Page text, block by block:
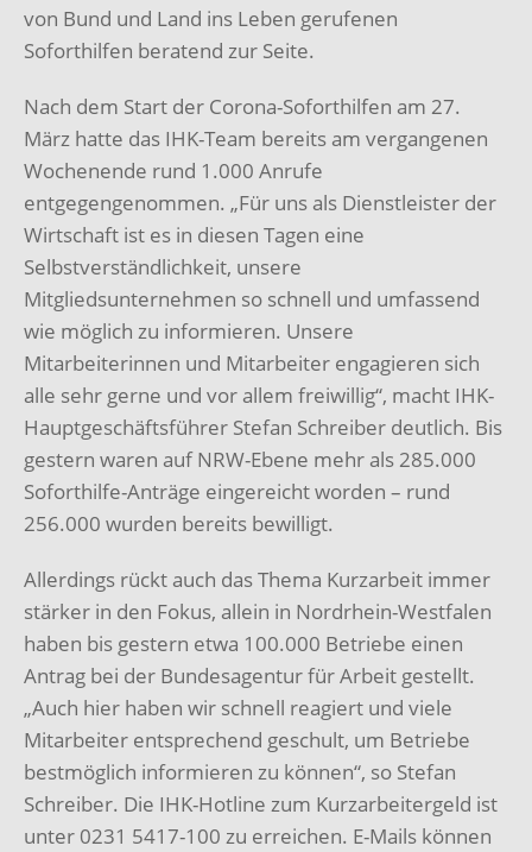
von Bund und Land ins Leben gerufenen
Soforthilfen beratend zur Seite.
Nach dem Start der Corona-Soforthilfen am 27.
März hatte das IHK-Team bereits am vergangenen
Wochenende rund 1.000 Anrufe
entgegengenommen. „Für uns als Dienstleister der
Wirtschaft ist es in diesen Tagen eine
Selbstverständlichkeit, unsere
Mitgliedsunternehmen so schnell und umfassend
wie möglich zu informieren. Unsere
Mitarbeiterinnen und Mitarbeiter engagieren sich
alle sehr gerne und vor allem freiwillig“, macht IHK-
Hauptgeschäftsführer Stefan Schreiber deutlich. Bis
gestern waren auf NRW-Ebene mehr als 285.000
Soforthilfe-Anträge eingereicht worden – rund
256.000 wurden bereits bewilligt.
Allerdings rückt auch das Thema Kurzarbeit immer
stärker in den Fokus, allein in Nordrhein-Westfalen
haben bis gestern etwa 100.000 Betriebe einen
Antrag bei der Bundesagentur für Arbeit gestellt.
„Auch hier haben wir schnell reagiert und viele
Mitarbeiter entsprechend geschult, um Betriebe
bestmöglich informieren zu können“, so Stefan
Schreiber. Die IHK-Hotline zum Kurzarbeitergeld ist
unter 0231 5417-100 zu erreichen. E-Mails können